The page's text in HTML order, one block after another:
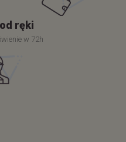
ręki
w 72h